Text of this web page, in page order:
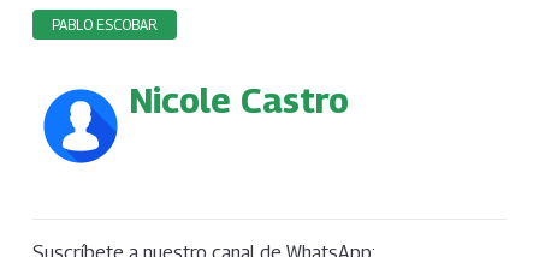
PABLO ESCOBAR
Nicole Castro